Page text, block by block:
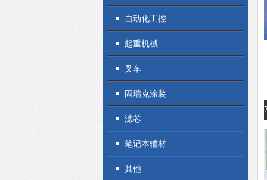
自动化工控
起重机械
叉车
固瑞克涂装
滤芯
笔记本辅材
其他